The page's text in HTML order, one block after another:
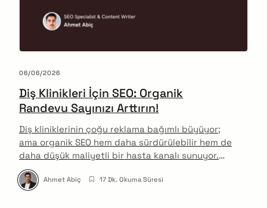
06/06/2026
Diş Klinikleri İçin SEO: Organik
Randevu Sayınızı Arttırın!
Diş kliniklerinin çoğu reklama bağımlı büyüyor;
ama organik SEO hem daha sürdürülebilir hem de
daha düşük maliyetli bir hasta kanalı sunuyor.
Yerel SEO, E-E-A-T ve teknik optimizasyonla
kliniğinizi Google'ın ön sıralarına taşıyın.
Ahmet Abiç 17 Dk. Okuma Süresi